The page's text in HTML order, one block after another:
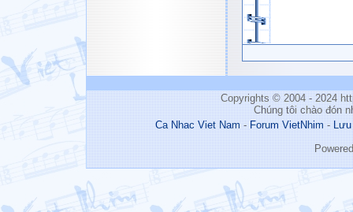
Copyrights © 2004 - 2024
Chúng tôi chào đón
Ca Nhac Viet Nam-Forum VietNhim-